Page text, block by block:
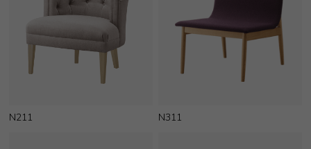
N211 N311